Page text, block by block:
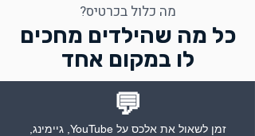
מה כלול בכרטיס?
כל מה שהילדים מחכים
לו במקום אחד
💬
זמן לשאול את אלכס על YouTube, גיימינג,